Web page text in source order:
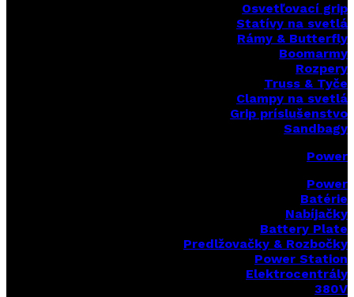
Osvetľovací grip
Statívy na svetlá
Rámy & Butterfly
Boomarmy
Rozpery
Truss & Tyče
Clampy na svetlá
Grip príslušenstvo
Sandbagy
Power
Power
Batérie
Nabíjačky
Battery Plate
Predlžovačky & Rozbočky
Power Station
Elektrocentrály
380V